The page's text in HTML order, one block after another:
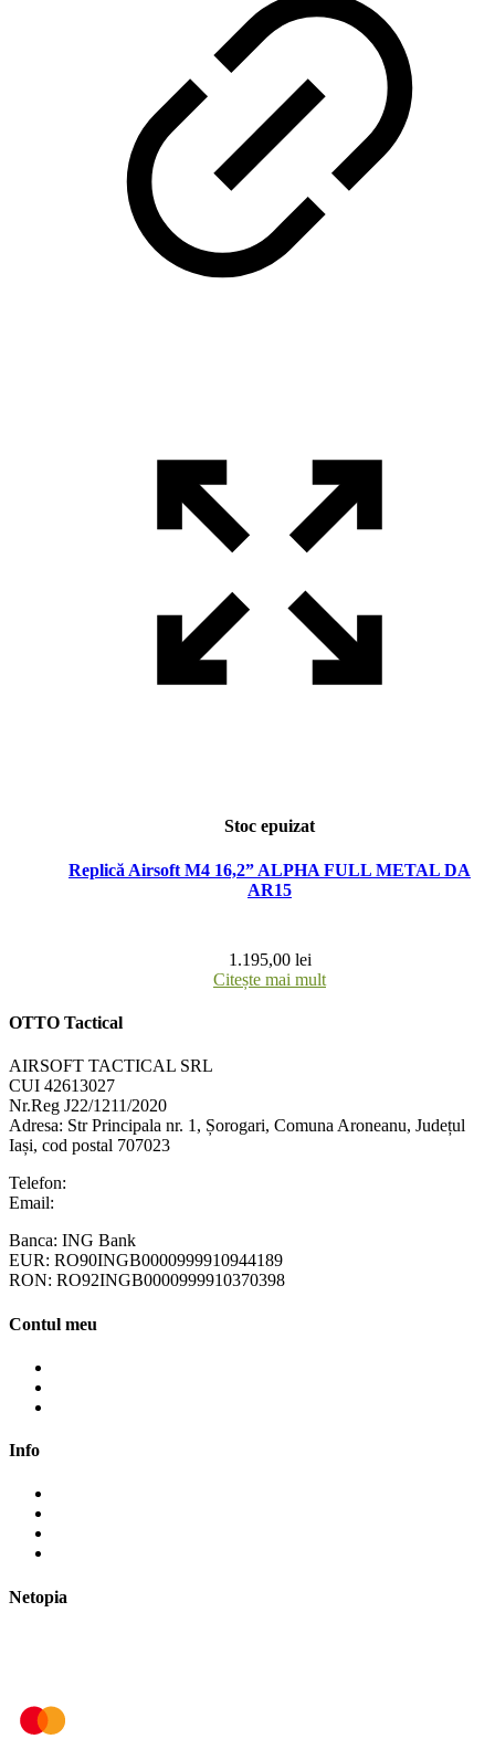
Stoc epuizat
Replică Airsoft M4 16,2” ALPHA FULL METAL DA
AR15
1.195,00 lei
Citește mai mult
OTTO Tactical
AIRSOFT TACTICAL SRL
CUI 42613027
Nr.Reg J22/1211/2020
Adresa: Str Principala nr. 1 , Șorogari, Comuna Aroneanu, Județul
Iași, cod postal 707023
Telefon:
Email:
Banca: ING Bank
EUR: RO90INGB0000999910944189
RON: RO92INGB0000999910370398
Contul meu
Info
Netopia